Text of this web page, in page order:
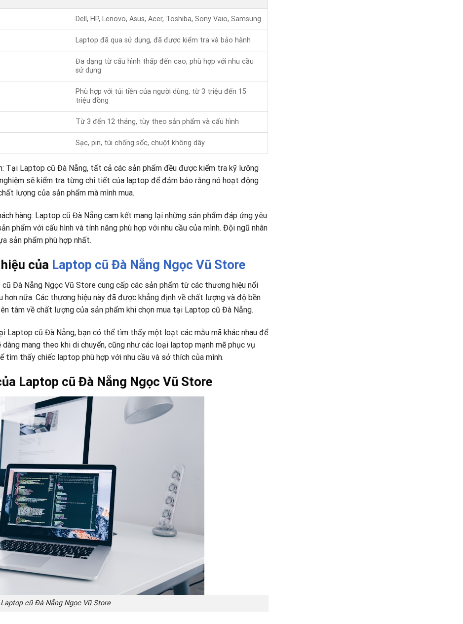
Dell, HP, Lenovo, Asus, Acer, Toshiba, Sony Vaio, Samsung
Laptop đã qua sử dụng, đã được kiểm tra và bảo hành
Đa dạng từ cấu hình thấp đến cao, phù hợp với nhu cầu
sử dụng
Phù hợp với túi tiền của người dùng, từ 3 triệu đến 15
triệu đồng
Từ 3 đến 12 tháng, tùy theo sản phẩm và cấu hình
Sạc, pin, túi chống sốc, chuột không dây
Tại Laptop cũ Đà Nẵng, tất cả các sản phẩm đều được kiểm tra kỹ lưỡng
sẽ kiểm tra từng chi tiết của laptop để đảm bảo rằng nó hoạt động
lượng của sản phẩm mà mình mua.
hàng: Laptop cũ Đà Nẵng cam kết mang lại những sản phẩm đáp ứng yêu
phẩm với cấu hình và tính năng phù hợp với nhu cầu của mình. Đội ngũ nhân
sản phẩm phù hợp nhất.
của Laptop cũ Đà Nẵng Ngọc Vũ Store
Đà Nẵng Ngọc Vũ Store cung cấp các sản phẩm từ các thương hiệu nổi
hơn nữa. Các thương hiệu này đã được khẳng định về chất lượng và độ bền
tâm về chất lượng của sản phẩm khi chọn mua tại Laptop cũ Đà Nẵng.
Laptop cũ Đà Nẵng, bạn có thể tìm thấy một loạt các mẫu mã khác nhau để
mang theo khi di chuyển, cũng như các loại laptop mạnh mẽ phục vụ
tìm thấy chiếc laptop phù hợp với nhu cầu và sở thích của mình.
Laptop cũ Đà Nẵng Ngọc Vũ Store
Laptop cũ Đà Nẵng Ngọc Vũ Store